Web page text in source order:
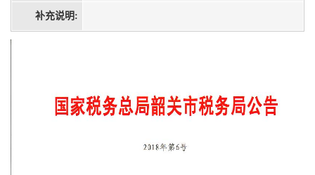
补充说明: